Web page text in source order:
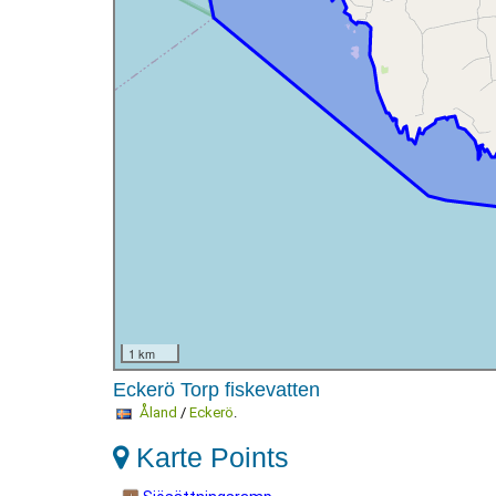
1 km
Eckerö Torp fiskevatten
Åland / Eckerö.
Karte Points